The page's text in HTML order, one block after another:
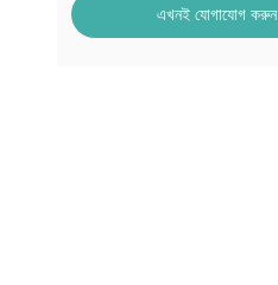
এখনই যোগাযোগ করুন